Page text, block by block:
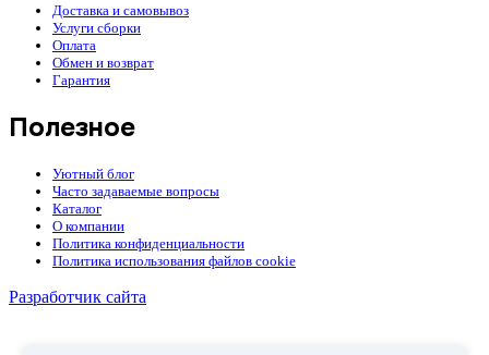
Доставка и самовывоз
Услуги сборки
Оплата
Обмен и возврат
Гарантия
Полезное
Уютный блог
Часто задаваемые вопросы
Каталог
О компании
Политика конфиденциальности
Политика использования файлов cookie
Разработчик сайта